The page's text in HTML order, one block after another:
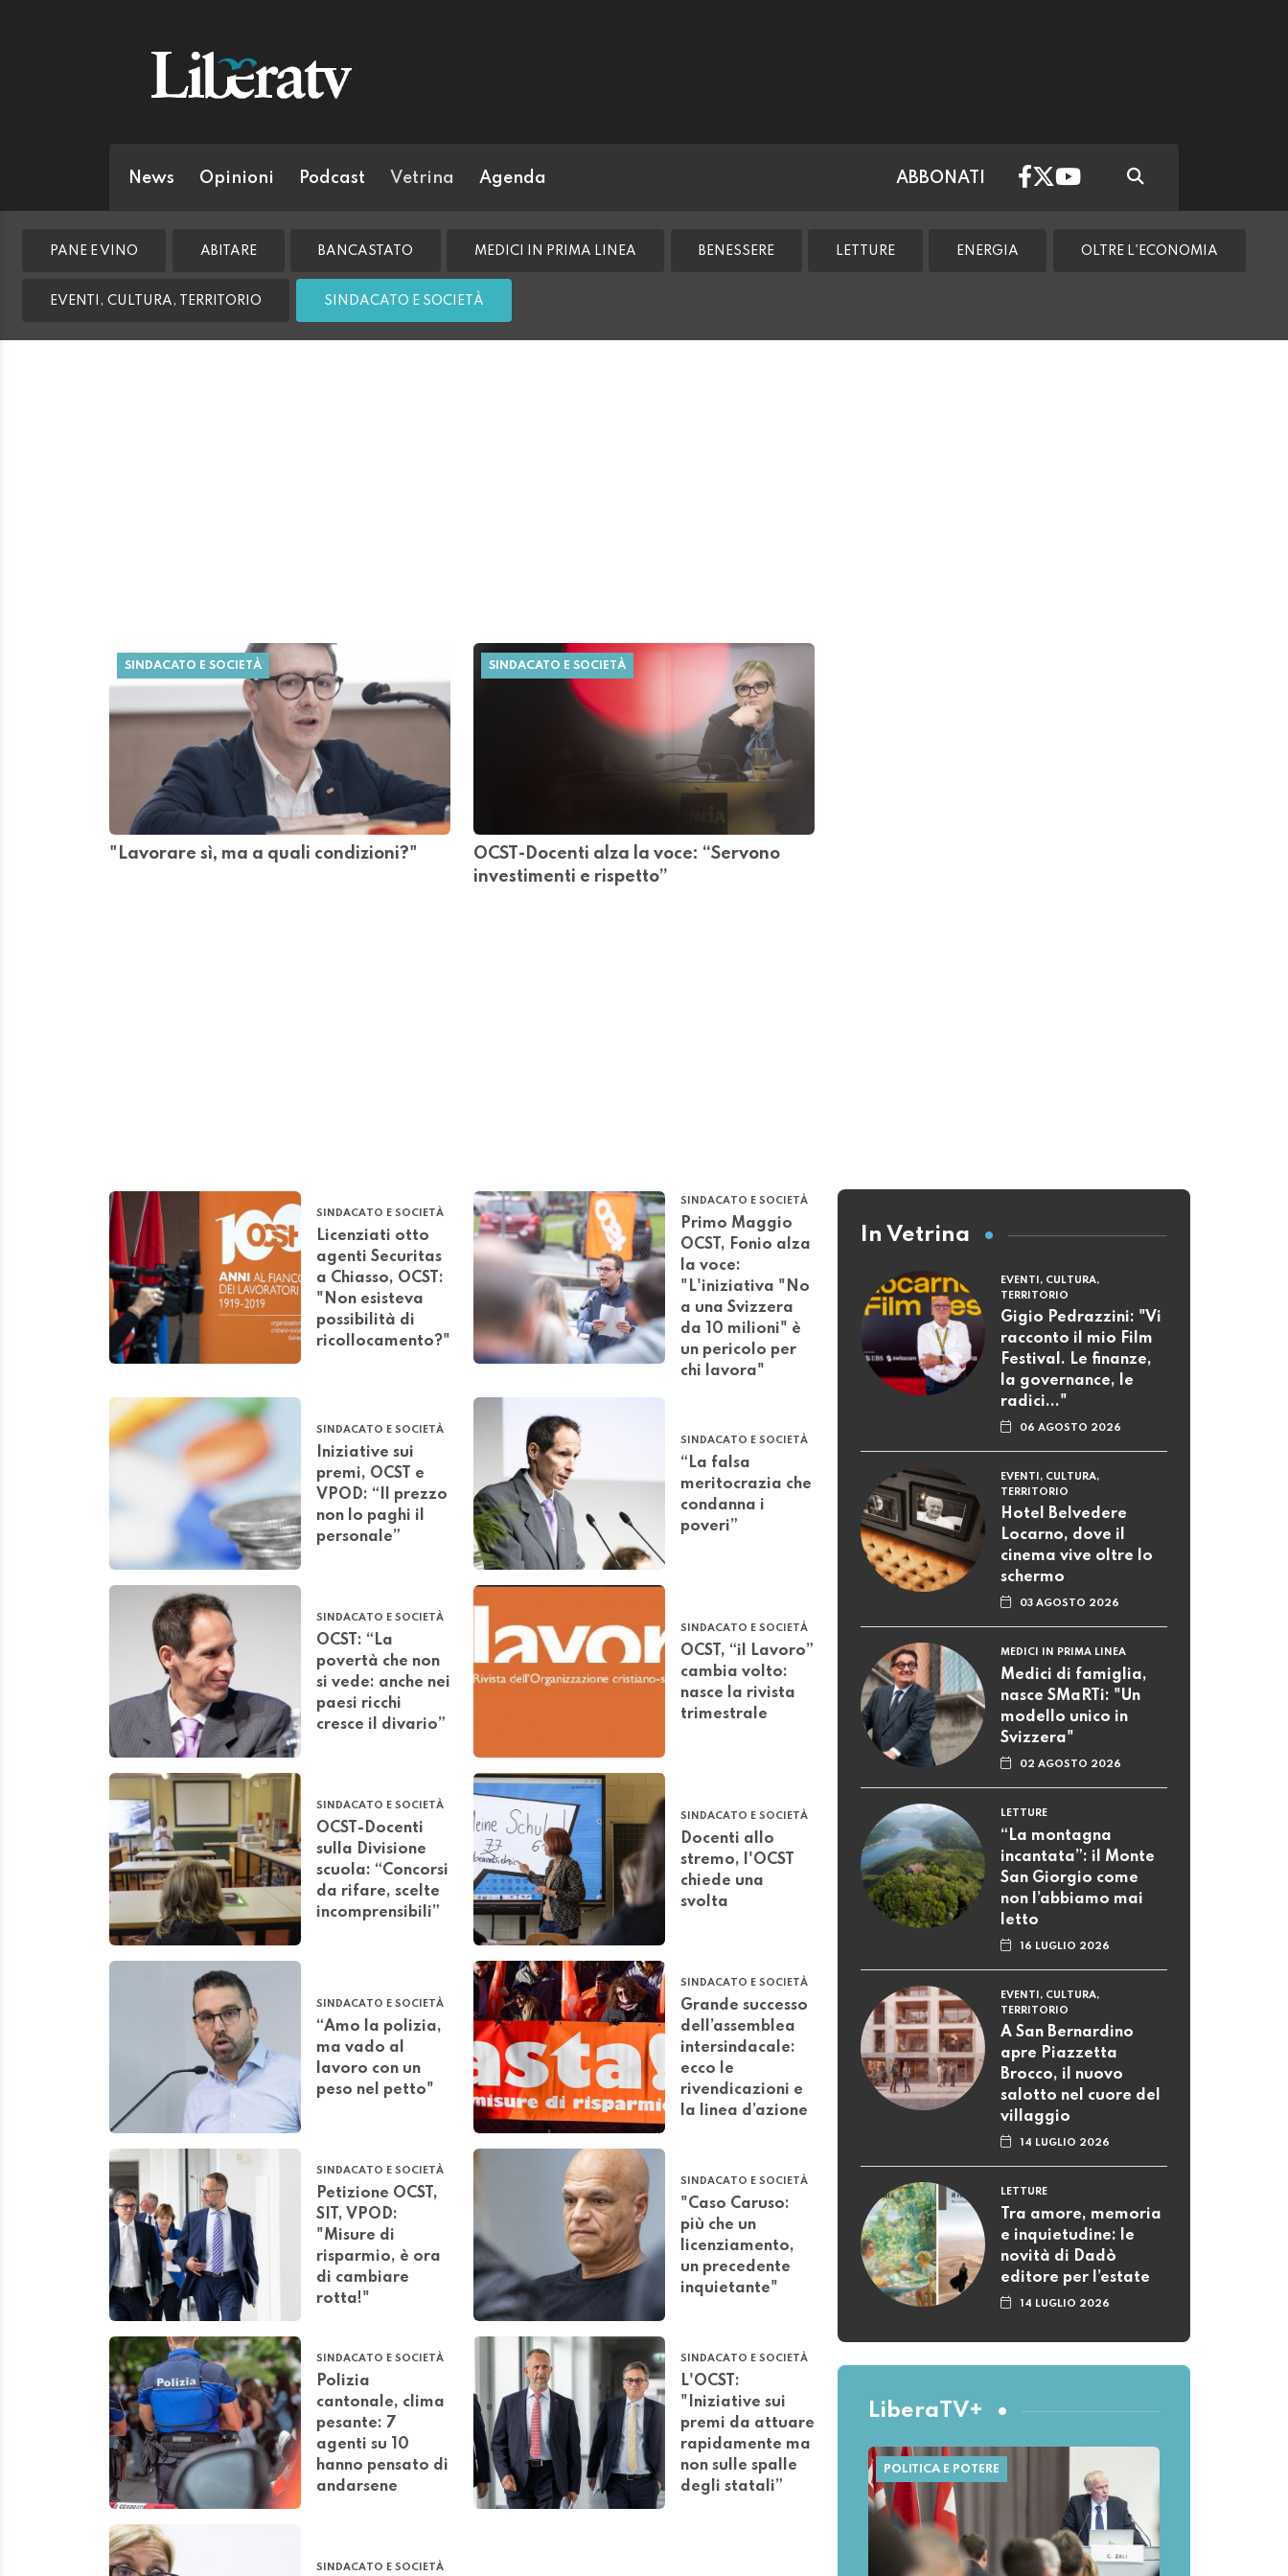
News Opinioni Podcast Vetrina Agenda ABBONATI
PANE E VINO ABITARE BANCASTATO MEDICI IN PRIMA LINEA BENESSERE LETTURE ENERGIA OLTRE L'ECONOMIA
EVENTI, CULTURA, TERRITORIO SINDACATO E SOCIETÀ
SINDACATO E SOCIETÀ
"Lavorare sì, ma a quali condizioni?"
SINDACATO E SOCIETÀ
OCST-Docenti alza la voce: “Servono
investimenti e rispetto”
SINDACATO E SOCIETÀ
Licenziati otto
agenti Securitas
a Chiasso, OCST:
"Non esisteva
possibilità di
ricollocamento?"
SINDACATO E SOCIETÀ
Primo Maggio
OCST, Fonio alza
la voce:
"L'iniziativa "No
a una Svizzera
da 10 milioni" è
un pericolo per
chi lavora"
SINDACATO E SOCIETÀ
Iniziative sui
premi, OCST e
VPOD: “Il prezzo
non lo paghi il
personale”
SINDACATO E SOCIETÀ
“La falsa
meritocrazia che
condanna i
poveri”
SINDACATO E SOCIETÀ
OCST: “La
povertà che non
si vede: anche nei
paesi ricchi
cresce il divario”
SINDACATO E SOCIETÀ
OCST, “il Lavoro”
cambia volto:
nasce la rivista
trimestrale
SINDACATO E SOCIETÀ
OCST-Docenti
sulla Divisione
scuola: “Concorsi
da rifare, scelte
incomprensibili”
SINDACATO E SOCIETÀ
Docenti allo
stremo, l'OCST
chiede una
svolta
SINDACATO E SOCIETÀ
“Amo la polizia,
ma vado al
lavoro con un
peso nel petto"
SINDACATO E SOCIETÀ
Grande successo
dell’assemblea
intersindacale:
ecco le
rivendicazioni e
la linea d’azione
SINDACATO E SOCIETÀ
Petizione OCST,
SIT, VPOD:
"Misure di
risparmio, è ora
di cambiare
rotta!"
SINDACATO E SOCIETÀ
"Caso Caruso:
più che un
licenziamento,
un precedente
inquietante"
SINDACATO E SOCIETÀ
Polizia
cantonale, clima
pesante: 7
agenti su 10
hanno pensato di
andarsene
SINDACATO E SOCIETÀ
L'OCST:
"Iniziative sui
premi da attuare
rapidamente ma
non sulle spalle
degli statali”
SINDACATO E SOCIETÀ
In Vetrina
EVENTI, CULTURA,
TERRITORIO
Gigio Pedrazzini: "Vi
racconto il mio Film
Festival. Le finanze,
la governance, le
radici..."
06 AGOSTO 2026
EVENTI, CULTURA,
TERRITORIO
Hotel Belvedere
Locarno, dove il
cinema vive oltre lo
schermo
03 AGOSTO 2026
MEDICI IN PRIMA LINEA
Medici di famiglia,
nasce SMaRTi: "Un
modello unico in
Svizzera"
02 AGOSTO 2026
LETTURE
“La montagna
incantata”: il Monte
San Giorgio come
non l’abbiamo mai
letto
16 LUGLIO 2026
EVENTI, CULTURA,
TERRITORIO
A San Bernardino
apre Piazzetta
Brocco, il nuovo
salotto nel cuore del
villaggio
14 LUGLIO 2026
LETTURE
Tra amore, memoria
e inquietudine: le
novità di Dadò
editore per l’estate
14 LUGLIO 2026
LiberaTV+
POLITICA E POTERE